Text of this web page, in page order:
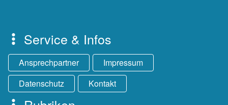
Service & Infos
Ansprechpartner
Impressum
Datenschutz
Kontakt